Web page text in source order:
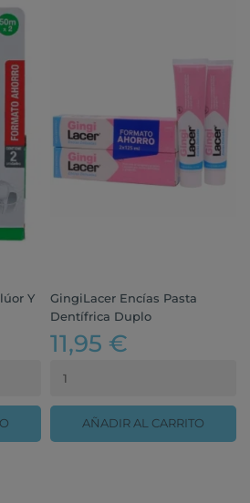
Y
GingiLacer Encías Pasta
Dentífrica Duplo
11,95 €
AÑADIR AL CARRITO